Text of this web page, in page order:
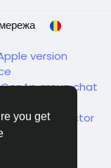
you get
version
GenAp group chat
Україні
Director